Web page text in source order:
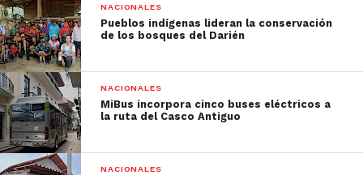
NACIONALES
Pueblos indígenas lideran la conservación
de los bosques del Darién
NACIONALES
MiBus incorpora cinco buses eléctricos a
la ruta del Casco Antiguo
NACIONALES